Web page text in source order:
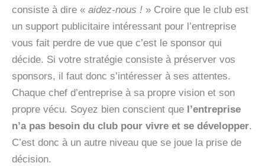
consiste à dire « aidez-nous ! » Croire que le club est
un support publicitaire intéressant pour l’entreprise
vous fait perdre de vue que c’est le sponsor qui
décide. Si votre stratégie consiste à préserver vos
sponsors, il faut donc s’intéresser à ses attentes.
Chaque chef d’entreprise à sa propre vision et son
propre vécu. Soyez bien conscient que l’entreprise
n’a pas besoin du club pour vivre et se développer.
C’est donc à un autre niveau que se joue la prise de
décision.